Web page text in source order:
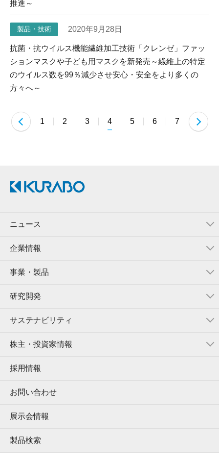
推進～
製品・技術 2020年9月28日
抗菌・抗ウイルス機能繊維加工技術「クレンゼ」ファッ
ションマスクや子ども用マスクを新発売～繊維上の特定
のウイルス数を99％減少させ安心・安全をより多くの
方々へ～
1 2 3 4 5 6 7
ニュース
企業情報
事業・製品
研究開発
株主・投資家情報
採用情報
お問い合わせ
展示会情報
製品検索
サステナビリティ